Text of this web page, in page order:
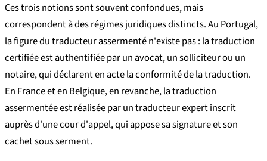
Ces trois notions sont souvent confondues, mais
correspondent à des régimes juridiques distincts. Au Portugal,
la figure du traducteur assermenté n'existe pas : la traduction
certifiée est authentifiée par un avocat, un solliciteur ou un
notaire, qui déclarent en acte la conformité de la traduction.
En France et en Belgique, en revanche, la traduction
assermentée est réalisée par un traducteur expert inscrit
auprès d'une cour d'appel, qui appose sa signature et son
cachet sous serment.